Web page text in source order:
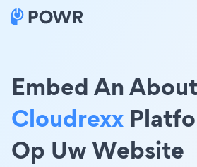
Embed An
Cloudrexx
Op Uw Website